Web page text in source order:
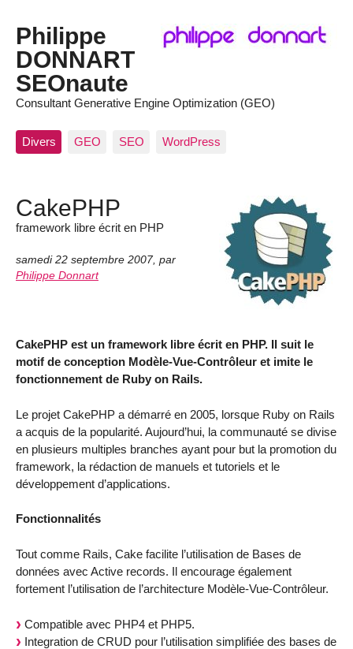
Philippe
DONNART
SEOnaute
Consultant Generative Engine Optimization (GEO)
Divers GEO SEO WordPress
CakePHP
framework libre écrit en PHP
samedi 22 septembre 2007, par
Philippe Donnart
CakePHP est un framework libre écrit en PHP. Il suit le
motif de conception Modèle-Vue-Contrôleur et imite le
fonctionnement de Ruby on Rails.
Le projet CakePHP a démarré en 2005, lorsque Ruby on Rails
a acquis de la popularité. Aujourd’hui, la communauté se divise
en plusieurs multiples branches ayant pour but la promotion du
framework, la rédaction de manuels et tutoriels et le
développement d’applications.
Fonctionnalités
Tout comme Rails, Cake facilite l’utilisation de Bases de
données avec Active records. Il encourage également
fortement l’utilisation de l’architecture Modèle-Vue-Contrôleur.
Compatible avec PHP4 et PHP5.
Integration de CRUD pour l’utilisation simplifiée des bases de